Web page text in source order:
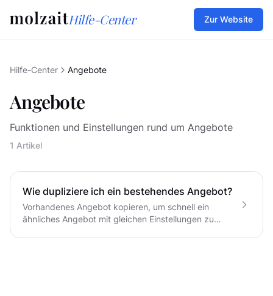
Hilfe-Center Zur Website
Hilfe-Center Angebote
Angebote
Funktionen und Einstellungen rund um Angebote
1 Artikel
Wie dupliziere ich ein bestehendes Angebot?
Vorhandenes Angebot kopieren, um schnell ein
ähnliches Angebot mit gleichen Einstellungen zu